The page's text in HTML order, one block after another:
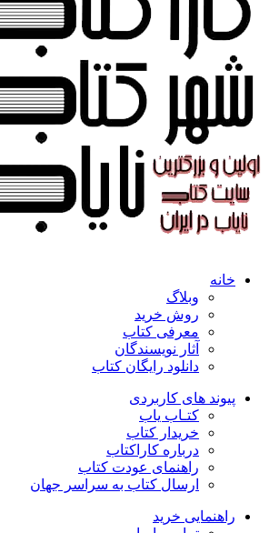
خانه
وبلاگ
روش خرید
معرفی کتاب
آثار نویسندگان
دانلود رایگان کتاب
پیوند های کاربردی
کتـاب یاب
خریدار کتاب
درباره کاراکتاب
راهنمای عودت کتاب
ارسال کتاب به سراسر جهان
راهنمایی خرید